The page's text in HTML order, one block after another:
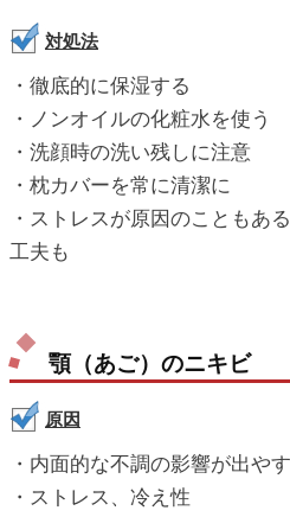
対処法
・徹底的に保湿する
・ノンオイルの化粧水を使う
・洗顔時の洗い残しに注意
・枕カバーを常に清潔に
・ストレスが原因のこともあ
工夫も
顎（あご）のニキビ
原因
・内面的な不調の影響が出や
・ストレス、冷え性